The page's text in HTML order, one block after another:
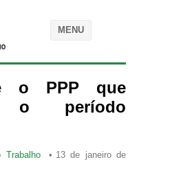
MENU
o PPP que
o período
Trabalho
13 de janeiro de